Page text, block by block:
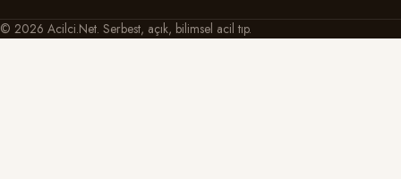
© 2026 Acilci.Net. Serbest, açık, bilimsel acil tıp.